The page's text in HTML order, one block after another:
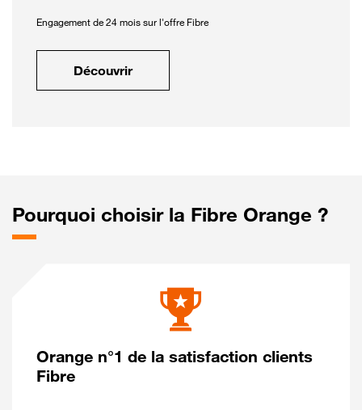
Engagement de 24 mois sur l'offre Fibre
Découvrir
Pourquoi choisir la Fibre Orange ?
Orange n°1 de la satisfaction clients
Fibre